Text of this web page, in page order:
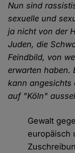
Nun sind
sexuelle und
ja nicht von der
Juden, die
Feindbild, von
erwarten haben.
kann angesichts
auf "Köln"
Gewalt
europäisch